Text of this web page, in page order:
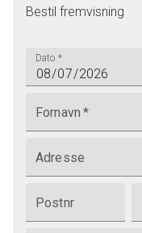
Bestil fremvisning
Dato *
Fornavn *
Adresse
Postnr